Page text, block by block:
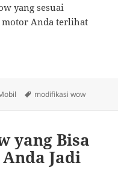
yang sesuai
motor Anda terlihat
Tags
modifikasi wow
yang Bisa
Jadi